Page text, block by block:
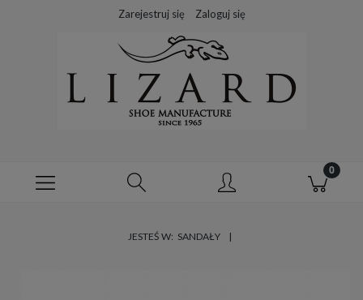
Zarejestruj się Zaloguj się
JESTEŚ W: SANDAŁY